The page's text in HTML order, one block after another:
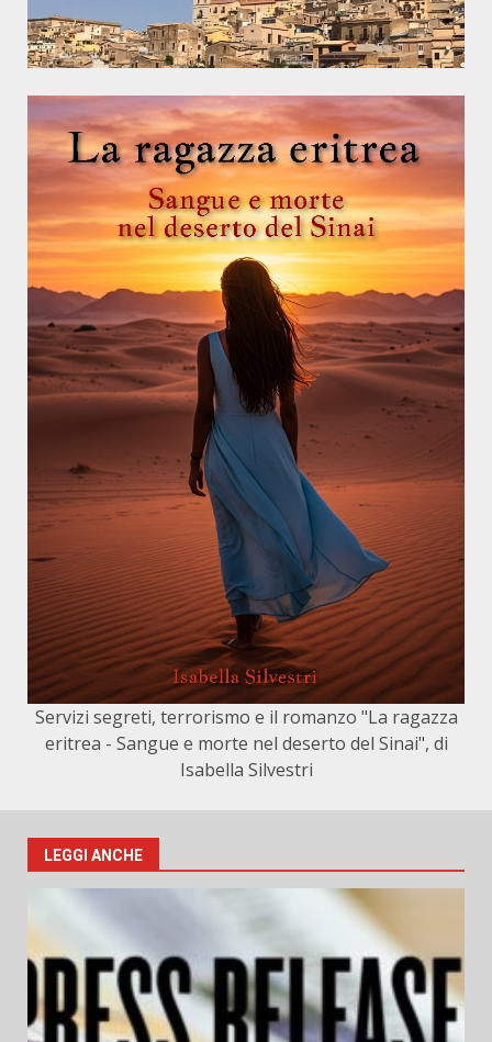
Servizi segreti, terrorismo e il romanzo "La ragazza
eritrea - Sangue e morte nel deserto del Sinai", di
Isabella Silvestri
LEGGI ANCHE